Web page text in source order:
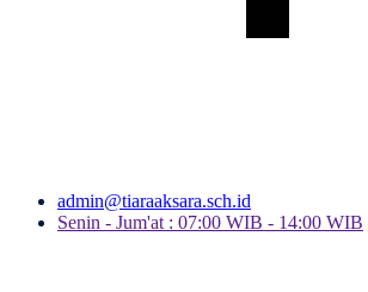
admin@tiaraaksara.sch.id
Senin - Jum'at : 07:00 WIB - 14:00 WIB